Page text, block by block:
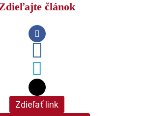
článok
Zdieľať link